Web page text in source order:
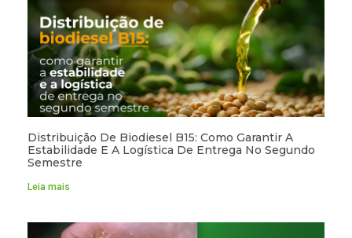
Distribuição De Biodiesel B15: Como Garantir A
Estabilidade E A Logística De Entrega No Segundo
Semestre
Leia mais